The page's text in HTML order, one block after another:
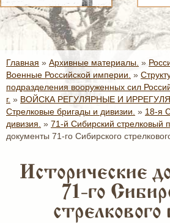
Главная » Архивные материалы. »
Военные Российской империи. »
подразделения вооруженных сил
г. » ВОЙСКА РЕГУЛЯРНЫЕ И
Стрелковые бригады и дивизии. » 18-я
дивизия. » 71-й Сибирский стрелковый
документы 71-го Сибирского
Исторические
71-го
стрелкового